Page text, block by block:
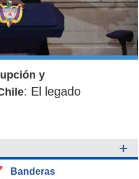
y
: El legado
+
Banderas